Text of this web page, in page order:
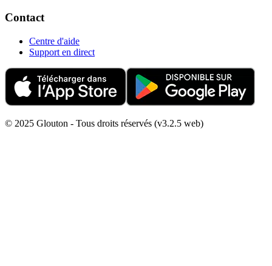
Contact
Centre d'aide
Support en direct
© 2025 Glouton - Tous droits réservés (v3.2.5 web)